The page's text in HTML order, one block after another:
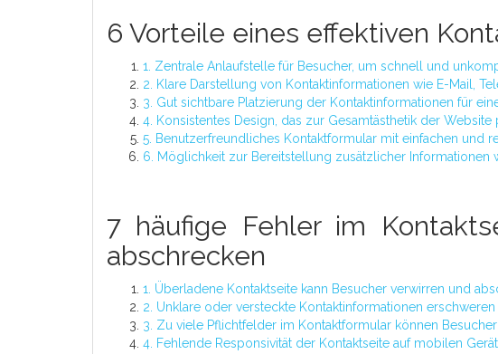
6 Vorteile eines effektiven
1. Zentrale Anlaufstelle für Besucher, um schnell und
2. Klare Darstellung von Kontaktinformationen wie E-Mail,
3. Gut sichtbare Platzierung der Kontaktinformationen für
4. Konsistentes Design, das zur Gesamtästhetik der Website
5. Benutzerfreundliches Kontaktformular mit einfachen und
6. Möglichkeit zur Bereitstellung zusätzlicher Informationen
7 häufige Fehler im
abschrecken
1. Überladene Kontaktseite kann Besucher verwirren und
2. Unklare oder versteckte Kontaktinformationen erschweren
3. Zu viele Pflichtfelder im Kontaktformular können Besucher
4. Fehlende Responsivität der Kontaktseite auf mobilen